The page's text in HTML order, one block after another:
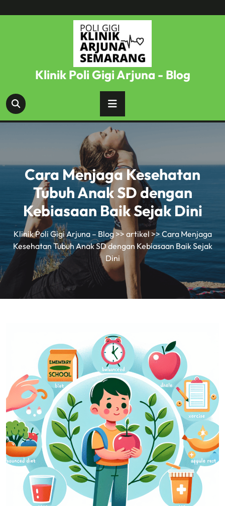
to
Klinik Poli Gigi Arjuna - Blog
Cara Menjaga Kesehatan
Tubuh Anak SD dengan
Kebiasaan Baik Sejak Dini
Klinik Poli Gigi Arjuna – Blog>> artikel >> Cara Menjaga
Kesehatan Tubuh Anak SD dengan Kebiasaan Baik Sejak
Dini